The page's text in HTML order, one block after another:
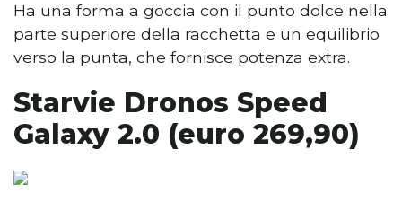
Ha una forma a goccia con il punto dolce nella
parte superiore della racchetta e un equilibrio
verso la punta, che fornisce potenza extra.
Starvie Dronos Speed
Galaxy 2.0 (euro 269,90)